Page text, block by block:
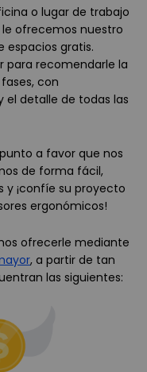
o lugar de trabajo
ofrecemos nuestro
espacios gratis.
para recomendarle la
con
el detalle de todas las
a favor que nos
de forma fácil,
y ¡confíe su proyecto
ergonómicos!
ofrecerle mediante
, a partir de tan
las siguientes: